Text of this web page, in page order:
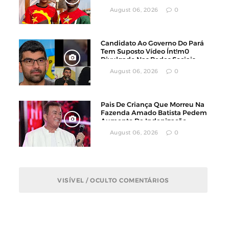
August 06, 2026 0
Candidato Ao Governo Do Pará
Tem Suposto Vídeo Ínt!m0
Divulgado Nas Redes Sociais
August 06, 2026 0
Pais De Criança Que Morreu Na
Fazenda Amado Batista Pedem
Aumento De Indenização
August 06, 2026 0
VISÍVEL / OCULTO COMENTÁRIOS